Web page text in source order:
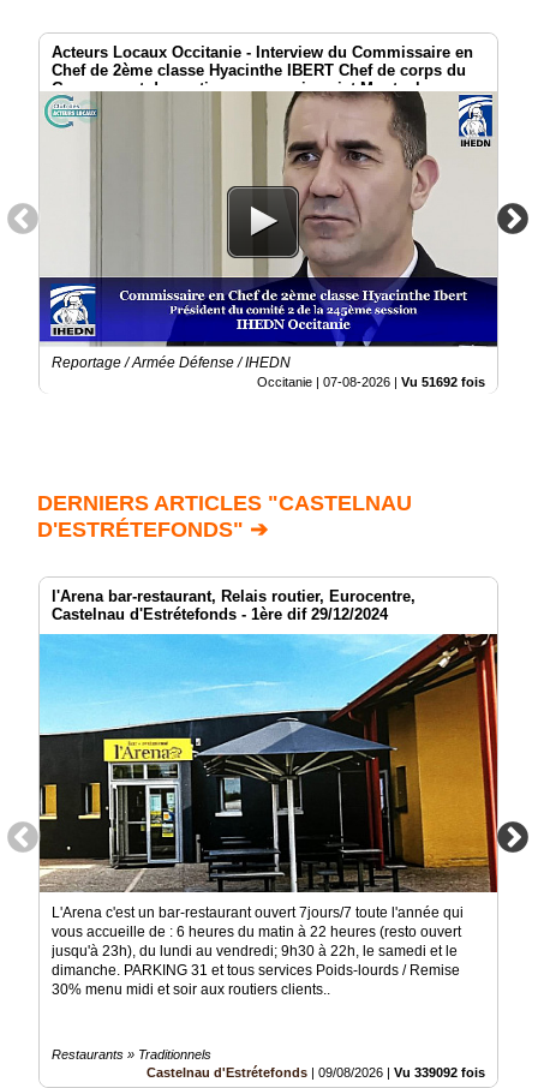
Acteurs Locaux Occitanie - Interview du Commissaire en
Chef de 2ème classe Hyacinthe IBERT Chef de corps du
Groupement de soutien au commissariat Montauban
Reportage / Armée Défense / IHEDN
Occitanie | 07-08-2026 | Vu 51692 fois
DERNIERS ARTICLES "CASTELNAU
D'ESTRÉTEFONDS" ➔
l'Arena bar-restaurant, Relais routier, Eurocentre,
Castelnau d'Estrétefonds - 1ère dif 29/12/2024
L'Arena c'est un bar-restaurant ouvert 7jours/7 toute l'année qui
vous accueille de : 6 heures du matin à 22 heures (resto ouvert
jusqu'à 23h), du lundi au vendredi; 9h30 à 22h, le samedi et le
dimanche. PARKING 31 et tous services Poids-lourds / Remise
30% menu midi et soir aux routiers clients..
Restaurants » Traditionnels
Castelnau d'Estrétefonds | 09/08/2026 | Vu 339092 fois